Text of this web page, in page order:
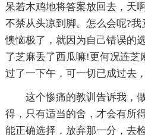
呆若木鸡地将答案放回去，天
不禁从头凉到脚。怎么会呢?
懊恼极了，就因为自己错误的
了芝麻丢了西瓜嘛!更何况连芝
过了一下午，可一切已成过去
这个惨痛的教训告诉我，
得，只有适当的舍，才会有所
能正确选择，放弃那一分，去